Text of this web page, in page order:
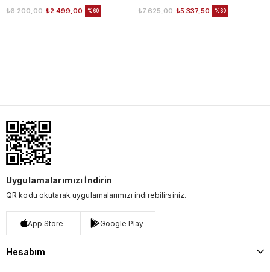
₺2.499,00
₺6.200,00 %60 ₺5.337,50
₺7.625,00 %30
Uygulamalarımızı İndirin
QR kodu okutarak uygulamalarımızı indirebilirsiniz.
App Store Google Play
Hesabım